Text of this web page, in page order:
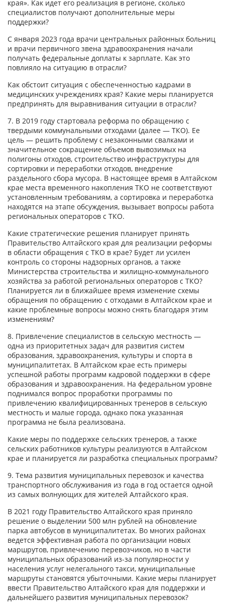
края». Как идет его реализация в регионе, сколько
специалистов получают дополнительные меры
поддержки?
С января 2023 года врачи центральных районных больниц
и врачи первичного звена здравоохранения начали
получать федеральные доплаты к зарплате. Как это
повлияло на ситуацию в отрасли?
Как обстоит ситуация с обеспеченностью кадрами в
медицинских учреждениях края? Какие меры планируется
предпринять для выравнивания ситуации в отрасли?
7. В 2019 году стартовала реформа по обращению с
твердыми коммунальными отходами (далее — ТКО). Ее
цель — решить проблему с незаконными свалками и
значительное сокращение объемов вывозимых на
полигоны отходов, строительство инфраструктуры для
сортировки и переработки отходов, внедрение
раздельного сбора мусора. В настоящее время в Алтайском
крае места временного накопления ТКО не соответствуют
установленным требованиям, а сортировка и переработка
находятся на этапе обсуждения, вызывает вопросы работа
региональных операторов с ТКО.
Какие стратегические решения планирует принять
Правительство Алтайского края для реализации реформы
в области обращения с ТКО в крае? Будет ли усилен
контроль со стороны надзорных органов, а также
Министерства строительства и жилищно-коммунального
хозяйства за работой региональных операторов с ТКО?
Планируется ли в ближайшее время изменение схемы
обращения по обращению с отходами в Алтайском крае и
какие проблемные вопросы можно снять благодаря этим
изменениям?
8. Привлечение специалистов в сельскую местность —
одна из приоритетных задач для развития систем
образования, здравоохранения, культуры и спорта в
муниципалитетах. В Алтайском крае есть примеры
успешной работы программ кадровой поддержки в сфере
образования и здравоохранения. На федеральном уровне
поднимался вопрос проработки программы по
привлечению квалифицированных тренеров в сельскую
местность и малые города, однако пока указанная
программа не была реализована.
Какие меры по поддержке сельских тренеров, а также
сельских работников культуры реализуются в Алтайском
крае и планируется ли разработка специальных программ?
9. Тема развития муниципальных перевозок и качества
транспортного обслуживания из года в год остается одной
из самых волнующих для жителей Алтайского края.
В 2021 году Правительство Алтайского края приняло
решение о выделении 500 млн рублей на обновление
парка автобусов в муниципалитетах. Во многих районах
ведется эффективная работа по организации новых
маршрутов, привлечению перевозчиков, но в части
муниципальных образований из-за популярности у
населения услуг нелегального такси, муниципальные
маршруты становятся убыточными. Какие меры планирует
ввести Правительство Алтайского края для поддержки и
дальнейшего развития муниципальных перевозок?